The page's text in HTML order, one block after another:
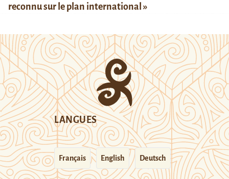
reconnu sur le plan international »
LANGUES
Français English Deutsch